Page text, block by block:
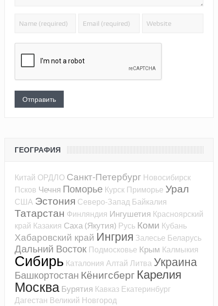
ГЕОГРАФИЯ
Китай ОРДЛО Санкт-Петербург Новосибирск
Псков Чечня Поморье Курск Приморье Урал
США Эстония Северо-Запад Байкалия
Татарстан Финляндия Ингушетия Красноярский
край Казакия Саха (Якутия) Русь Коми Кубань
Хабаровский край Ингрия Залесье Беларусь
Дальний Восток Подмосковье Крым Калмыкия
Сибирь Каталония Алтай Литва Украина
Башкортостан Кёнигсберг Карелия
Москва Бурятия Кавказ Екатеринбург
Дагестан Великий Новгород